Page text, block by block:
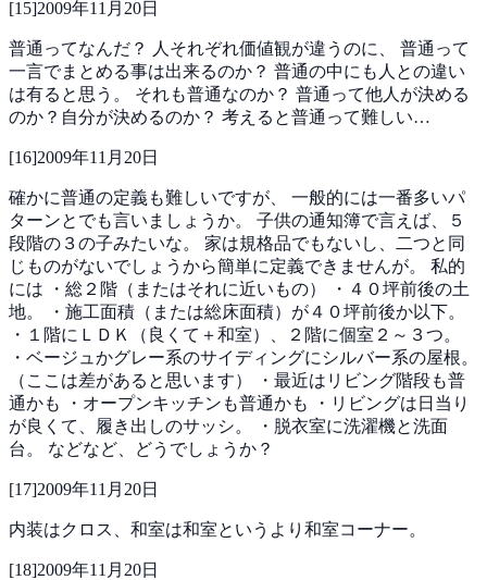
[15]2009年11月20日
普通ってなんだ？ 人それぞれ価値観が違うのに、 普通って
一言でまとめる事は出来るのか？ 普通の中にも人との違い
は有ると思う。 それも普通なのか？ 普通って他人が決める
のか？自分が決めるのか？ 考えると普通って難しい…
[16]2009年11月20日
確かに普通の定義も難しいですが、 一般的には一番多いパ
ターンとでも言いましょうか。 子供の通知簿で言えば、５
段階の３の子みたいな。 家は規格品でもないし、二つと同
じものがないでしょうから簡単に定義できませんが。 私的
には
・総２階（またはそれに近いもの）
・４０坪前後の土
地。
・施工面積（または総床面積）が４０坪前後か以下。
・１階にＬＤＫ（良くて＋和室）、２階に個室２～３つ。
・ベージュかグレー系のサイディングにシルバー系の屋根。
（ここは差があると思います）
・最近はリビング階段も普
通かも
・オープンキッチンも普通かも
・リビングは日当り
が良くて、履き出しのサッシ。
・脱衣室に洗濯機と洗面
台。 などなど、どうでしょうか？
[17]2009年11月20日
内装はクロス、和室は和室というより和室コーナー。
[18]2009年11月20日